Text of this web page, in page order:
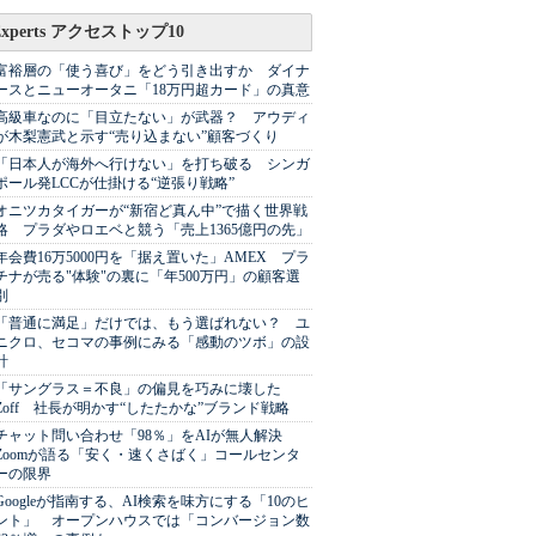
アクセストップ10
裕層の「使う喜び」をどう引き出すか ダイナ
スとニューオータニ「18万円超カード」の真意
級車なのに「目立たない」が武器？ アウディ
木梨憲武と示す“売り込まない”顧客づくり
日本人が海外へ行けない」を打ち破る シンガ
ール発LCCが仕掛ける“逆張り戦略”
ニツカタイガーが“新宿ど真ん中”で描く世界戦
プラダやロエベと競う「売上1365億円の先」
会費16万5000円を「据え置いた」AMEX プラ
ナが売る"体験"の裏に「年500万円」の顧客選
普通に満足」だけでは、もう選ばれない？ ユ
クロ、セコマの事例にみる「感動のツボ」の設
サングラス＝不良」の偏見を巧みに壊した
社長が明かす“したたかな”ブランド戦略
ャット問い合わせ「98％」をAIが無人解決
が語る「安く・速くさばく」コールセンタ
の限界
が指南する、AI検索を味方にする「10のヒ
ト」 オープンハウスでは「コンバージョン数